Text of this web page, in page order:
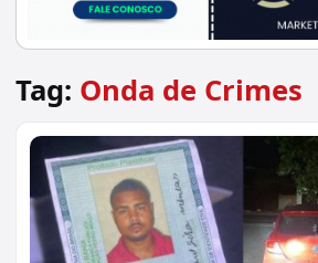
Tag: Onda de Crimes